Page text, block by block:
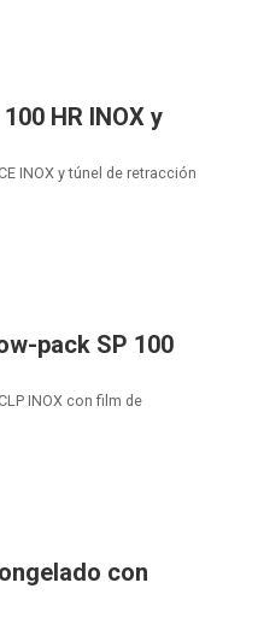
HR INOX y
INOX y túnel de retracción
pack SP 100
INOX con film de
con